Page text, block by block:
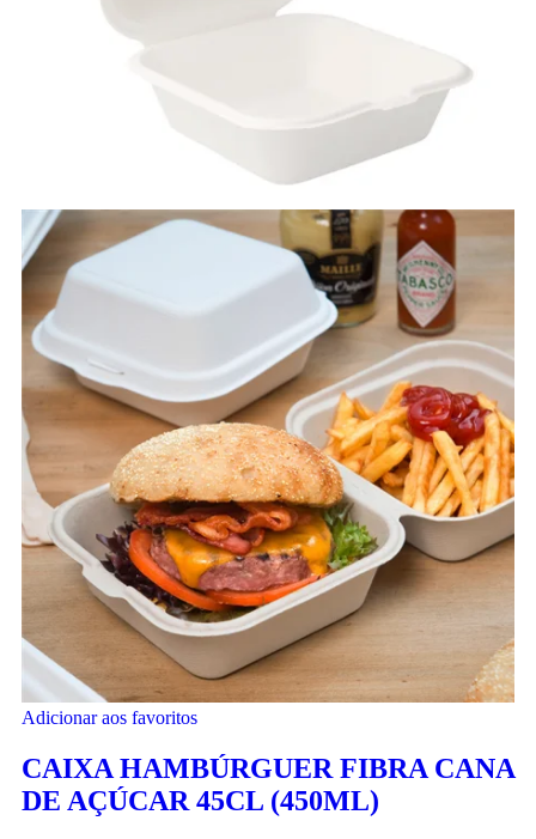
Adicionar aos favoritos
CAIXA HAMBÚRGUER FIBRA CANA
DE AÇÚCAR 45CL (450ML)